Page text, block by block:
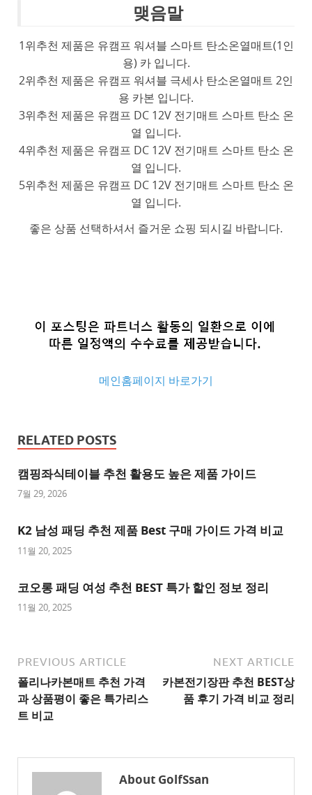
맺음말
1위추천 제품은 유캠프 워셔블 스마트 탄소온열매트(1인
용) 카 입니다.
2위추천 제품은 유캠프 워셔블 극세사 탄소온열매트 2인
용 카본 입니다.
3위추천 제품은 유캠프 DC 12V 전기매트 스마트 탄소 온
열 입니다.
4위추천 제품은 유캠프 DC 12V 전기매트 스마트 탄소 온
열 입니다.
5위추천 제품은 유캠프 DC 12V 전기매트 스마트 탄소 온
열 입니다.
좋은 상품 선택하셔서 즐거운 쇼핑 되시길 바랍니다.
메인홈페이지 바로가기
사
이
트
천
사
트
1
사
이
트
2
천
RELATED POSTS
캠핑좌식테이블 추천 활용도 높은 제품 가이드
7월 29, 2026
K2 남성 패딩 추천 제품 Best 구매 가이드 가격 비교
11월 20, 2025
코오롱 패딩 여성 추천 BEST 특가 할인 정보 정리
11월 20, 2025
PREVIOUS ARTICLE
폴리나카본매트 추천 가격
과 상품평이 좋은 특가리스
트 비교
NEXT ARTICLE
카본전기장판 추천 BEST상
품 후기 가격 비교 정리
About GolfSsan